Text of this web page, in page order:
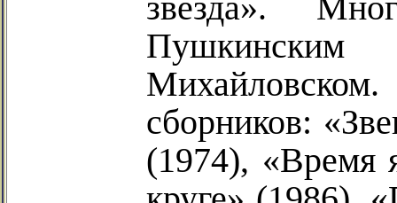
звезда».
Пушкинским
сборников:
(1974), «Время